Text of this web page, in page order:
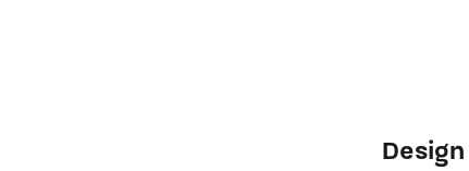
Design